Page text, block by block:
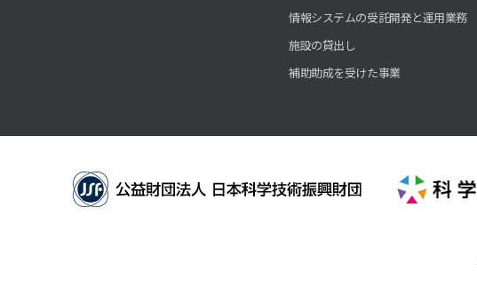
情報システムの受託開発と運用業務
施設の貸出し
補助助成を受けた事業